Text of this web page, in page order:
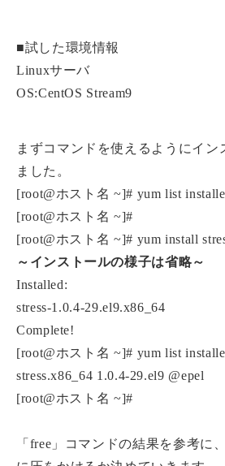
■試した環境情報
Linuxサーバ
OS:CentOS Stream9
まずコマンドを使えるようにイン
ました。
[root@ホスト名 ~]# yum list
[root@ホスト名 ~]#
[root@ホスト名 ~]# yum install
～インストールの様子は省略～
Installed:
stress-1.0.4-29.el9.x86_64
Complete!
[root@ホスト名 ~]# yum list
stress.x86_64 1.0.4-29.el9 @epel
[root@ホスト名 ~]#
「free」コマンドの結果を参考に